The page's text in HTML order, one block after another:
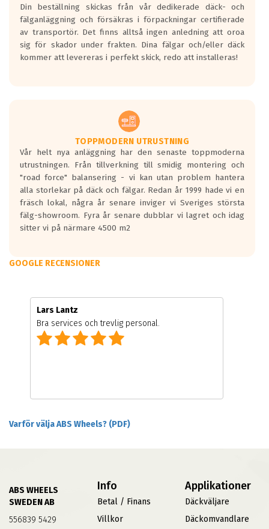
Din beställning skickas från vår dedikerade däck- och
fälganläggning och försäkras i förpackningar certifierade
av transportör. Det finns alltså ingen anledning att oroa
sig för skador under frakten. Dina fälgar och/eller däck
kommer att levereras i perfekt skick, redo att installeras!
TOPPMODERN UTRUSTNING
Vår helt nya anläggning har den senaste toppmoderna
utrustningen. Från tillverkning till smidig montering och
"road force" balansering - vi kan utan problem hantera
alla storlekar på däck och fälgar. Redan år 1999 hade vi en
fräsch lokal, några år senare inviger vi Sveriges största
fälg-showroom. Fyra år senare dubblar vi lagret och idag
sitter vi på närmare 4500 m2
GOOGLE RECENSIONER
Lars Lantz
Bra services och trevlig personal.
Varför välja ABS Wheels? (PDF)
ABS WHEELS
SWEDEN AB
556839 5429
Info
Betal / Finans
Villkor
Applikationer
Däckväljare
Däckomvandlare